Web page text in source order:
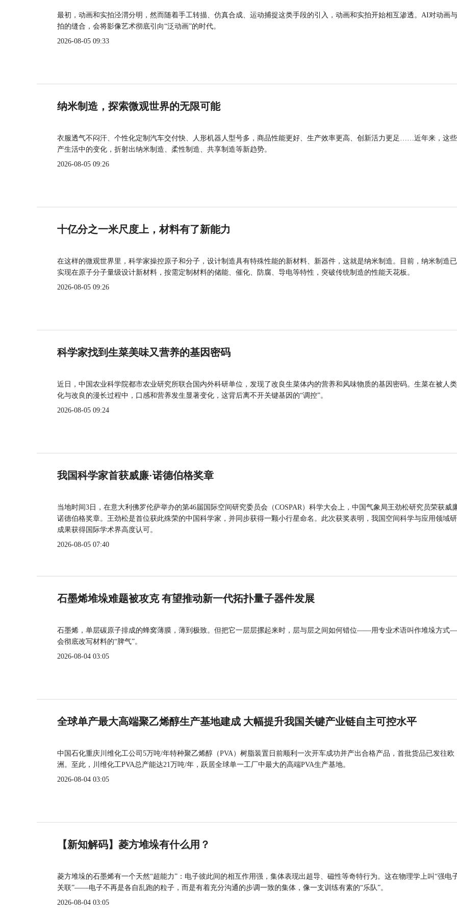
最初，动画和实拍泾渭分明，然而随着手工转描、仿真合成、运动捕捉这类手段的引入，动画和实拍开始相互渗透。AI对动画
拍的缝合，会将影像艺术彻底引向“泛动画”的时代。
2026-08-05 09:33
纳米制造，探索微观世界的无限可能
衣服透气不闷汗、个性化定制汽车交付快、人形机器人型号多，商品性能更好、生产效率更高、创新活力更足……近年来，这
产生活中的变化，折射出纳米制造、柔性制造、共享制造等新趋势。
2026-08-05 09:26
十亿分之一米尺度上，材料有了新能力
在这样的微观世界里，科学家操控原子和分子，设计制造具有特殊性能的新材料、新器件，这就是纳米制造。目前，纳米制造
实现在原子分子量级设计新材料，按需定制材料的储能、催化、防腐、导电等特性，突破传统制造的性能天花板。
2026-08-05 09:26
科学家找到生菜美味又营养的基因密码
近日，中国农业科学院都市农业研究所联合国内外科研单位，发现了改良生菜体内的营养和风味物质的基因密码。生菜在被人
化与改良的漫长过程中，口感和营养发生显著变化，这背后离不开关键基因的“调控”。
2026-08-05 09:24
我国科学家首获威廉·诺德伯格奖章
当地时间3日，在意大利佛罗伦萨举办的第46届国际空间研究委员会（COSPAR）科学大会上，中国气象局王劲松研究员荣获威
诺德伯格奖章。王劲松是首位获此殊荣的中国科学家，并同步获得一颗小行星命名。此次获奖表明，我国空间科学与应用领域
成果获得国际学术界高度认可。
2026-08-05 07:40
石墨烯堆垛难题被攻克 有望推动新一代拓扑量子器件发展
石墨烯，单层碳原子排成的蜂窝薄膜，薄到极致。但把它一层层摞起来时，层与层之间如何错位——用专业术语叫作堆垛方
会彻底改写材料的“脾气”。
2026-08-04 03:05
全球单产最大高端聚乙烯醇生产基地建成 大幅提升我国关键产业链自主可控水平
中国石化重庆川维化工公司5万吨/年特种聚乙烯醇（PVA）树脂装置日前顺利一次开车成功并产出合格产品，首批货品已发往欧
洲。至此，川维化工PVA总产能达21万吨/年，跃居全球单一工厂中最大的高端PVA生产基地。
2026-08-04 03:05
【新知解码】菱方堆垛有什么用？
菱方堆垛的石墨烯有一个天然“超能力”：电子彼此间的相互作用强，集体表现出超导、磁性等奇特行为。这在物理学上叫“强电
关联”——电子不再是各自乱跑的粒子，而是有着充分沟通的步调一致的集体，像一支训练有素的“乐队”。
2026-08-04 03:05